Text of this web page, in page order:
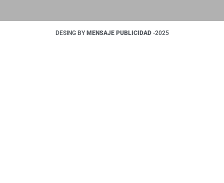
DESING BY MENSAJE PUBLICIDAD -2025